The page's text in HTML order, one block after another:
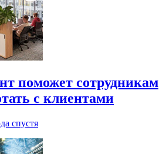
поможет сотрудникам
с клиентами
спустя